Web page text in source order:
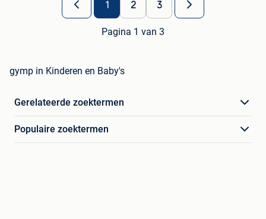
1 2 3
Pagina 1 van 3
gymp in Kinderen en Baby's
Gerelateerde zoektermen
Populaire zoektermen